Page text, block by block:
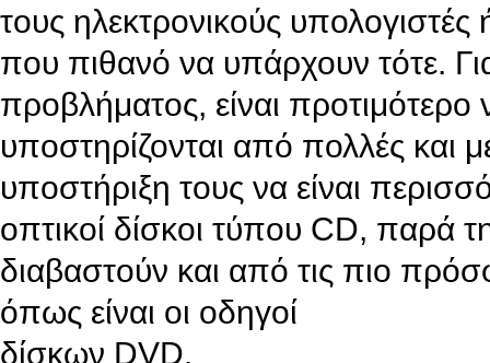
τους ηλεκτρονικούς
που πιθανό να υπάρχουν τότε.
προβλήματος, είναι προτιμότερο
υποστηρίζονται από πολλές και
υποστήριξη τους να είναι
οπτικοί δίσκοι τύπου CD, παρά
διαβαστούν και από τις πιο
όπως είναι οι οδηγοί
δίσκων DVD.